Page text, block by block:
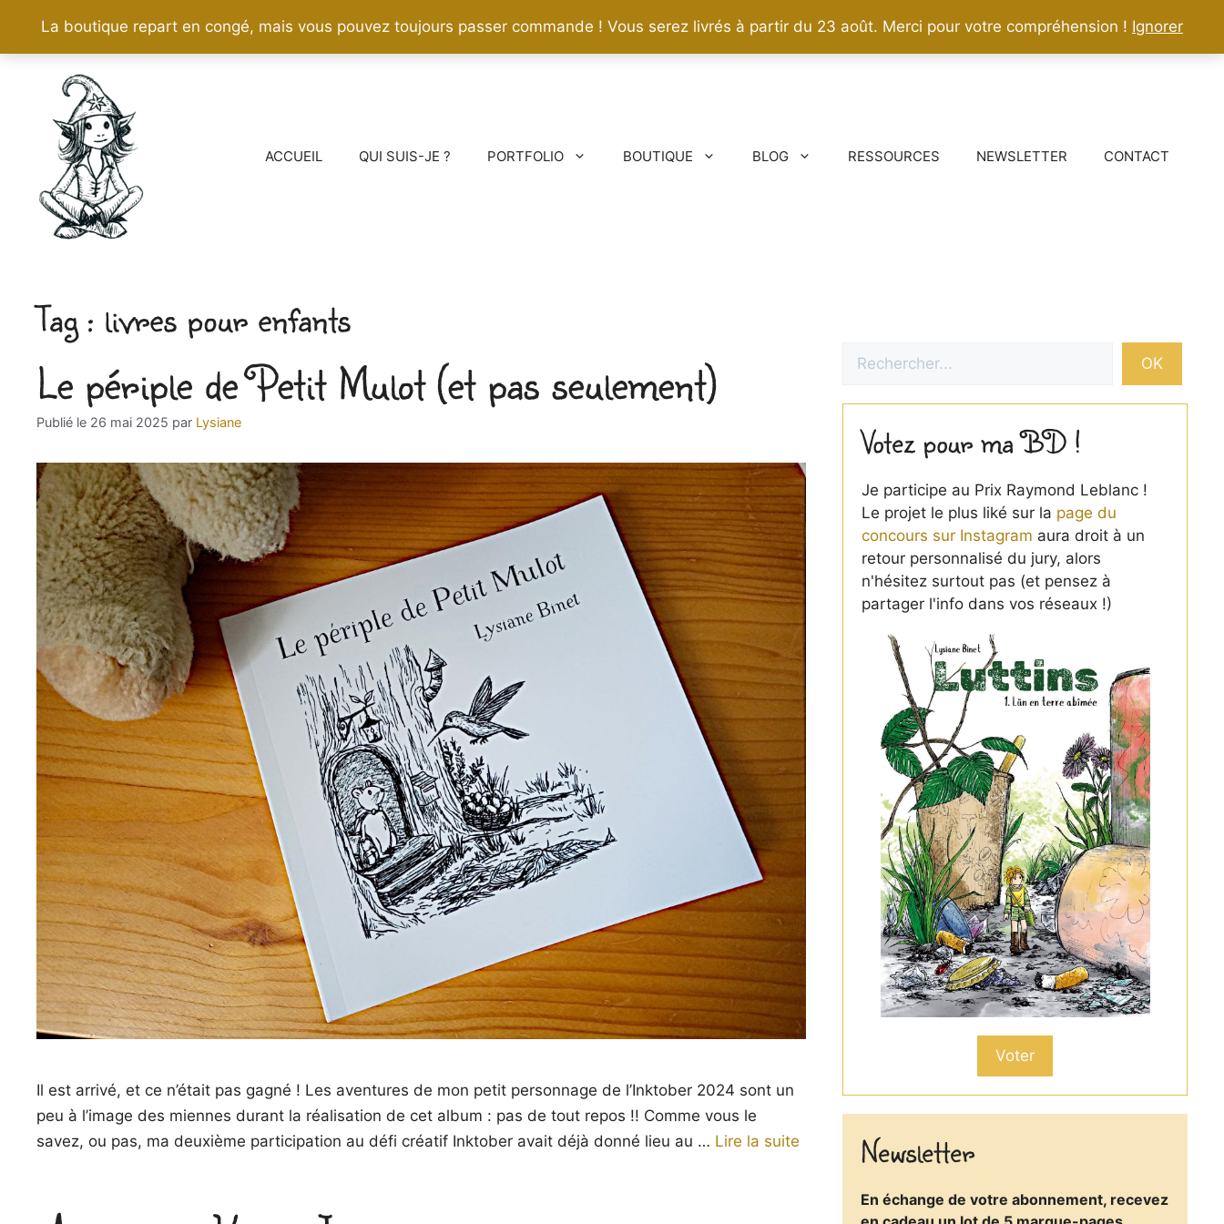
La boutique repart en congé, mais vous pouvez toujours passer commande ! Vous serez livrés à partir du 23 août. Merci pour votre compréhension ! Ignorer
ACCUEIL QUI SUIS-JE ? PORTFOLIO BOUTIQUE BLOG RESSOURCES NEWSLETTER CONTACT
livres pour enfants
Le périple de Petit Mulot (et pas seulement)
26 mai 2025 par Lysiane
Il est arrivé, et ce n’était pas gagné ! Les aventures de mon petit personnage de l’Inktober 2024 sont un
peu à l’image des miennes durant la réalisation de cet album : pas de tout repos !! Comme vous le
savez, ou pas, ma deuxième participation au défi créatif Inktober avait déjà donné lieu au … Lire la suite
OK
Votez pour ma BD !
Je participe au Prix Raymond Leblanc !
Le projet le plus liké sur la page du
concours sur Instagram aura droit à un
retour personnalisé du jury, alors
n'hésitez surtout pas (et pensez à
partager l'info dans vos réseaux !)
Voter
Newsletter
En échange de votre abonnement, recevez